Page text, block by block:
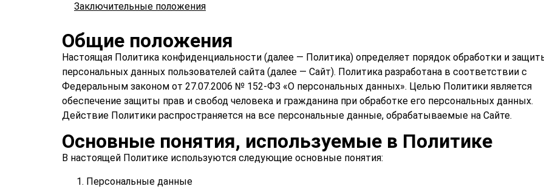
Заключительные положения
Общие положения
Настоящая Политика конфиденциальности (далее — Политика) определяет порядок обработки и
персональных данных пользователей сайта (далее — Сайт). Политика разработана в соответствии с
Федеральным законом от 27.07.2006 № 152-ФЗ «О персональных данных». Целью Политики является
обеспечение защиты прав и свобод человека и гражданина при обработке его персональных данных.
Действие Политики распространяется на все персональные данные, обрабатываемые на Сайте.
Основные понятия, используемые в Политике
В настоящей Политике используются следующие основные понятия:
Персональные данные